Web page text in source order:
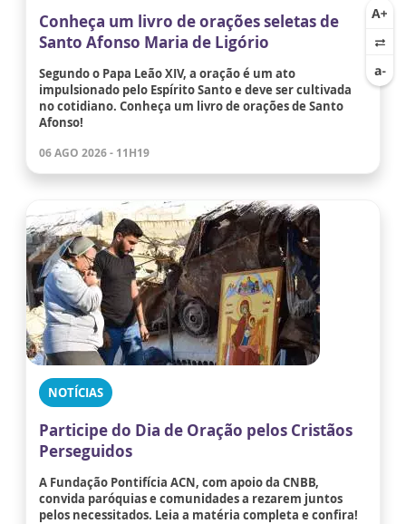
Conheça um livro de orações seletas de
Santo Afonso Maria de Ligório
Segundo o Papa Leão XIV, a oração é um ato
impulsionado pelo Espírito Santo e deve ser cultivada
no cotidiano. Conheça um livro de orações de Santo
Afonso!
06 AGO 2026 - 11H19
NOTÍCIAS
Participe do Dia de Oração pelos Cristãos
Perseguidos
A Fundação Pontifícia ACN, com apoio da CNBB,
convida paróquias e comunidades a rezarem juntos
pelos necessitados. Leia a matéria completa e confira!